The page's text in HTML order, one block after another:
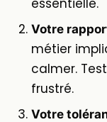
essentielle.
Votre
métier
calmer.
frustré.
Votre